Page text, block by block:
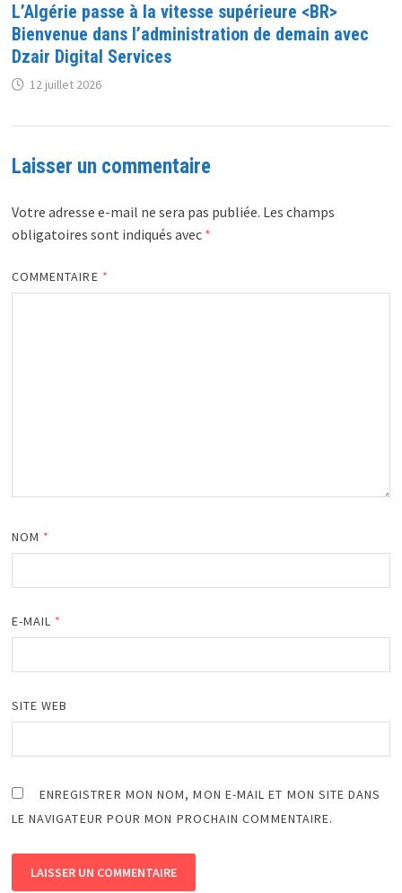
L’Algérie passe à la vitesse supérieure <BR>
Bienvenue dans l’administration de demain avec
Dzair Digital Services
12 juillet 2026
Laisser un commentaire
Votre adresse e-mail ne sera pas publiée. Les champs
obligatoires sont indiqués avec *
COMMENTAIRE *
NOM *
E-MAIL *
SITE WEB
ENREGISTRER MON NOM, MON E-MAIL ET MON SITE DANS
LE NAVIGATEUR POUR MON PROCHAIN COMMENTAIRE.